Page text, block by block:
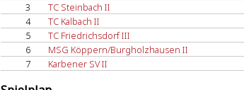
3
TC Steinbach II
4
TC Kalbach II
5
TC Friedrichsdorf III
6
MSG Köppern/Burgholzhausen II
7
Karbener SV II